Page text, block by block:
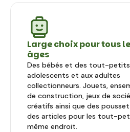
Large choix pour tous
âges
Des bébés et des tout-
adolescents et aux adultes
collectionneurs. Jouets,
de construction, jeux de
créatifs ainsi que des
des articles pour les tout-
même endroit.